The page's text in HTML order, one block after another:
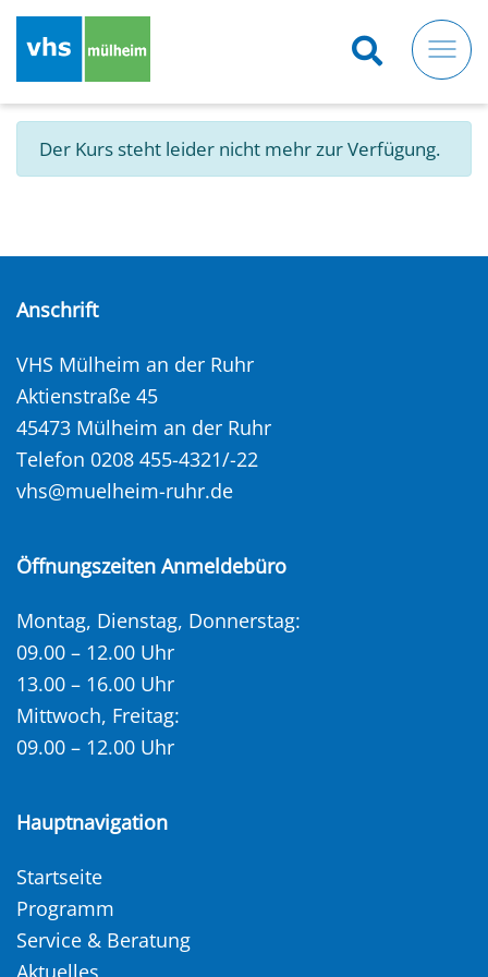
Der Kurs steht leider nicht mehr zur Verfügung.
Anschrift
VHS Mülheim an der Ruhr
Aktienstraße 45
45473 Mülheim an der Ruhr
Telefon 0208 455-4321/-22
vhs@muelheim-ruhr.de
Öffnungszeiten Anmeldebüro
Montag, Dienstag, Donnerstag:
09.00 – 12.00 Uhr
13.00 – 16.00 Uhr
Mittwoch, Freitag:
09.00 – 12.00 Uhr
Hauptnavigation
Startseite
Programm
Service & Beratung
Aktuelles